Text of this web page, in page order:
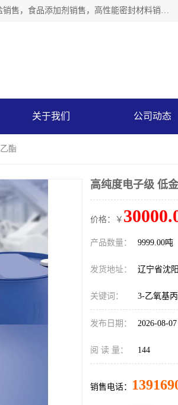
沈阳默塔化学有限公司经营范围包括：化工产品销售，专用化学产品销售，非食用盐销售，食品添加剂销售，高性能密封材料销售，涂料销售，合成材料销售，工程塑料及合成树脂销售等；主要产品有高纯电子级环丁砜，总金属离子可控制在ppb级别、纯度高、颜色浅、耐高温分解时间长，特别适合于半导体制造，硅片晶圆制造，清洗湿电子化学品，锂电池电解液，电子油墨，特种材料等高端行业；也适用于医药合成。
关于我们 公司动态
酯
高纯度电子级 低
价格：￥
产品数量： 9999.00吨
发货地址： 辽宁省沈
关键词： 3-乙氧基
发布日期： 2026-08-07
阅 读 量： 144
销售电话：